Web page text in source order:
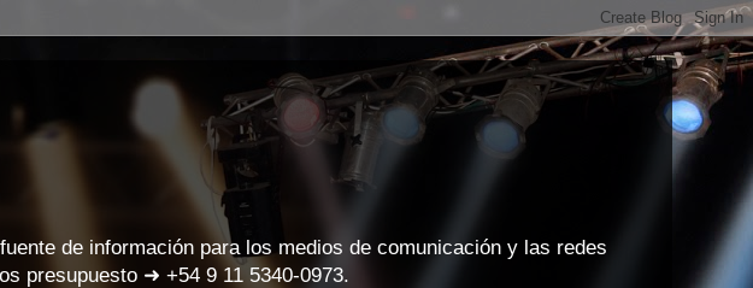
de información para los medios de comunicación y las redes
presupuesto ➜ +54 9 11 5340-0973.